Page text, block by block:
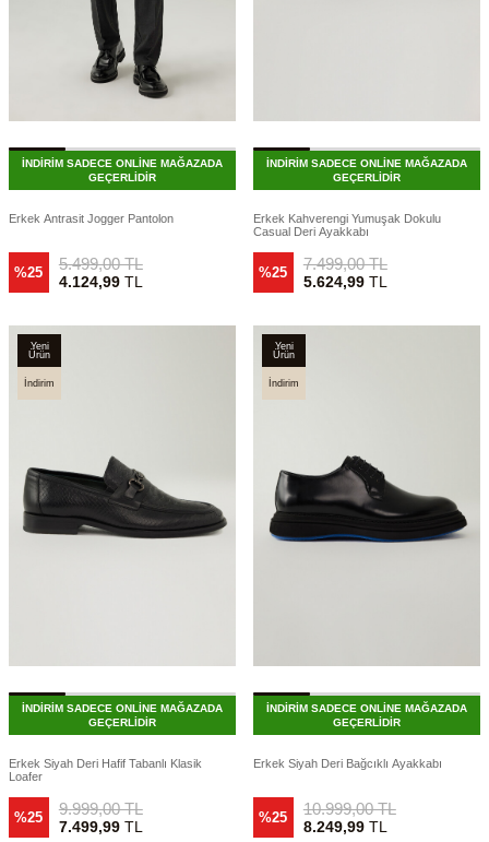
İNDİRİM SADECE ONLİNE MAĞAZADA
GEÇERLİDİR
Erkek Antrasit Jogger Pantolon
%25 5.499,00TL
4.124,99TL
İNDİRİM SADECE ONLİNE MAĞAZADA
GEÇERLİDİR
Erkek Kahverengi Yumuşak Dokulu
Casual Deri Ayakkabı
%25 7.499,00TL
5.624,99TL
Yeni
Ürün
İndirim
İNDİRİM SADECE ONLİNE MAĞAZADA
GEÇERLİDİR
Erkek Siyah Deri Hafif Tabanlı Klasik
Loafer
%25 9.999,00TL
7.499,99TL
Yeni
Ürün
İndirim
İNDİRİM SADECE ONLİNE MAĞAZADA
GEÇERLİDİR
Erkek Siyah Deri Bağcıklı Ayakkabı
%25 10.999,00TL
8.249,99TL